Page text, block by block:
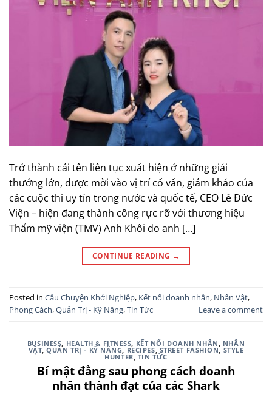
Trở thành cái tên liên tục xuất hiện ở những giải
thưởng lớn, được mời vào vị trí cố vấn, giám khảo của
các cuộc thi uy tín trong nước và quốc tế, CEO Lê Đức
Viện – hiện đang thành công rực rỡ với thương hiệu
Thẩm mỹ viện (TMV) Anh Khôi do anh […]
CONTINUE READING →
Posted in Câu Chuyện Khởi Nghiệp, Kết nối doanh nhân, Nhân Vật,
Phong Cách,Quản Trị - Kỹ Năng,Tin Tức Leave a comment
BUSINESS, HEALTH & FITNESS, KẾT NỐI DOANH NHÂN, NHÂN
VẬT,QUẢN TRỊ - KỸ NĂNG, RECIPES, STREET FASHION, STYLE
HUNTER, TIN TỨC
Bí mật đằng sau phong cách doanh
nhân thành đạt của các Shark